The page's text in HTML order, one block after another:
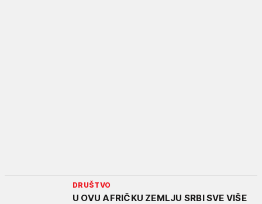
DRUŠTVO
U OVU AFRIČKU ZEMLJU SRBI SVE VIŠE